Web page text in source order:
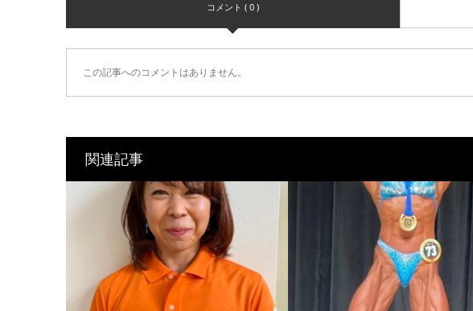
コメント ( 0 )
この記事へのコメントはありません。
関連記事